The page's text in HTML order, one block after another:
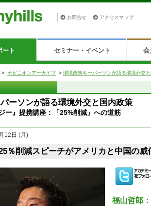
お問合せ アクセスマップ
ート セミナー・イベント 会
> オピニオンアーカイブ > 環境政策キーパーソンが語る環境外交
ーソンが語る環境外交と国内政策
ー』提携講座：「25%削減」への道筋
12日 (月)
％削減スピーチがアメリカと中国の威
福山哲郎